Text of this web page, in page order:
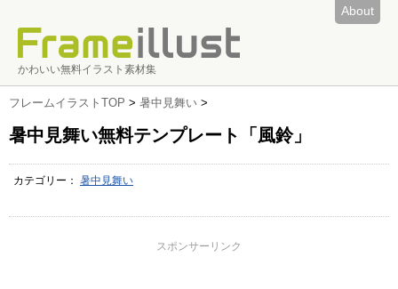
About
かわいい無料イラスト素材集
フレームイラストTOP > 暑中見舞い >
暑中見舞い無料テンプレート「風鈴」
カテゴリー： 暑中見舞い
スポンサーリンク